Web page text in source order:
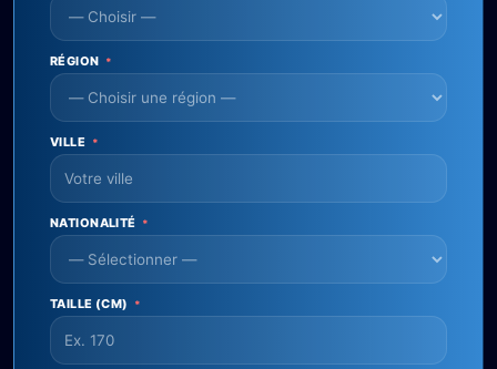
RÉGION *
VILLE *
NATIONALITÉ *
TAILLE (CM) *